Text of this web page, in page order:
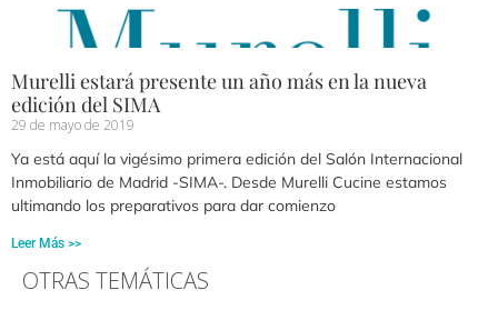
Murelli estará presente un año más en la nueva
edición del SIMA
29 de mayo de 2019
Ya está aquí la vigésimo primera edición del Salón Internacional
Inmobiliario de Madrid -SIMA-. Desde Murelli Cucine estamos
ultimando los preparativos para dar comienzo
Leer Más >>
OTRAS TEMÁTICAS